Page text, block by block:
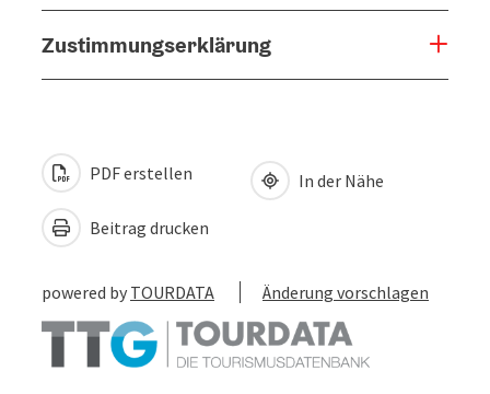
Zustimmungserklärung
PDF erstellen
Beitrag drucken
In der Nähe
powered by TOURDATA Änderung vorschlagen